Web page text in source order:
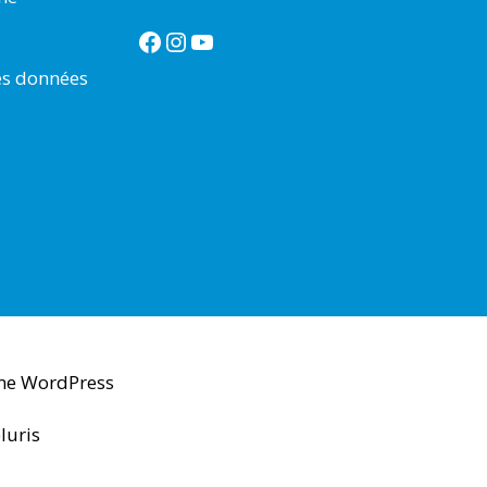
données
Facebook
Instagram
YouTube
WordPress